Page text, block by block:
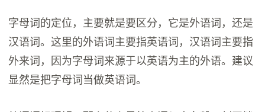
字母词的定位，主要就是要区分，它是外语词，还是
汉语词。这里的外语词主要指英语词，汉语词主要指
外来词，因为字母词来源于以英语为主的外语。建议
显然是把字母词当做英语词。